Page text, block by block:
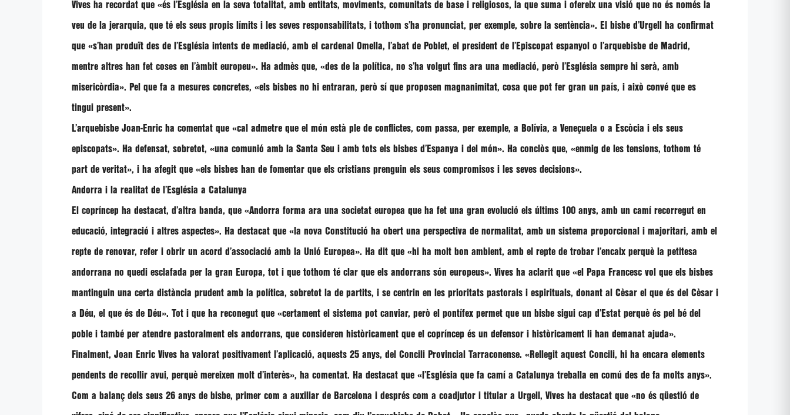
Vives ha recordat que «és l’Església en la seva totalitat, amb entitats, moviments, comunitats de base i religiosos, la que suma i ofereix una visió que no és només la
veu de la jerarquia, que té els seus propis límits i les seves responsabilitats, i tothom s’ha pronunciat, per exemple, sobre la sentència». El bisbe d’Urgell ha confirmat
que «s’han produït des de l’Església intents de mediació, amb el cardenal Omella, l’abat de Poblet, el president de l’Episcopat espanyol o l’arquebisbe de Madrid,
mentre altres han fet coses en l’àmbit europeu». Ha admès que, «des de la política, no s’ha volgut fins ara una mediació, però l’Església sempre hi serà, amb
misericòrdia». Pel que fa a mesures concretes, «els bisbes no hi entraran, però sí que proposen magnanimitat, cosa que pot fer gran un país, i això convé que es
tingui present».
L’arquebisbe Joan-Enric ha comentat que «cal admetre que el món està ple de conflictes, com passa, per exemple, a Bolívia, a Veneçuela o a Escòcia i els seus
episcopats». Ha defensat, sobretot, «una comunió amb la Santa Seu i amb tots els bisbes d’Espanya i del món». Ha conclòs que, «enmig de les tensions, tothom té
part de veritat», i ha afegit que «els bisbes han de fomentar que els cristians prenguin els seus compromisos i les seves decisions».
Andorra i la realitat de l’Església a Catalunya
El copríncep ha destacat, d’altra banda, que «Andorra forma ara una societat europea que ha fet una gran evolució els últims 100 anys, amb un camí recorregut en
educació, integració i altres aspectes». Ha destacat que «la nova Constitució ha obert una perspectiva de normalitat, amb un sistema proporcional i majoritari, amb el
repte de renovar, refer i obrir un acord d’associació amb la Unió Europea». Ha dit que «hi ha molt bon ambient, amb el repte de trobar l’encaix perquè la petitesa
andorrana no quedi esclafada per la gran Europa, tot i que tothom té clar que els andorrans són europeus». Vives ha aclarit que «el Papa Francesc vol que els bisbes
mantinguin una certa distància prudent amb la política, sobretot la de partits, i se centrin en les prioritats pastorals i espirituals, donant al Cèsar el que és del Cèsar i
a Déu, el que és de Déu». Tot i que ha reconegut que «certament el sistema pot canviar, però el pontífex permet que un bisbe sigui cap d’Estat perquè és pel bé del
poble i també per atendre pastoralment els andorrans, que consideren històricament que el copríncep és un defensor i històricament li han demanat ajuda».
Finalment, Joan Enric Vives ha valorat positivament l’aplicació, aquests 25 anys, del Concili Provincial Tarraconense. «Rellegit aquest Concili, hi ha encara elements
pendents de recollir avui, perquè mereixen molt d’interès», ha comentat. Ha destacat que «l’Església que fa camí a Catalunya treballa en comú des de fa molts anys».
Com a balanç dels seus 26 anys de bisbe, primer com a auxiliar de Barcelona i després com a coadjutor i titular a Urgell, Vives ha destacat que «no és qüestió de